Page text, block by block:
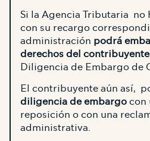
Si la Agencia Tributaria no
con su recargo
administración podrá
derechos del
Diligencia de Embargo de
El contribuyente aún así,
diligencia de embargocon
reposición o con una
administrativa.